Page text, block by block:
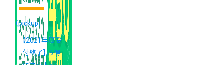
（pickup）
【2021年度受
付終了】お得